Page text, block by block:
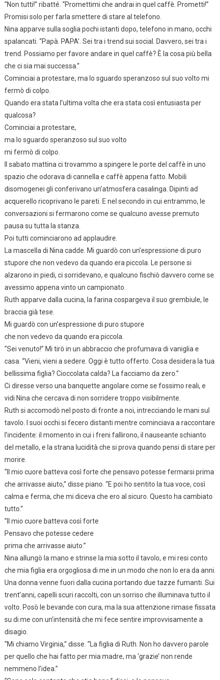
“Non tutti!” ribatté. “Promettimi che andrai in quel caffè. Prometti!”
Promisi solo per farla smettere di stare al telefono.
Nina apparve sulla soglia pochi istanti dopo, telefono in mano, occhi
spalancati. “Papà. PAPA’. Sei tra i trend sui social. Davvero, sei tra i
trend. Possiamo per favore andare in quel caffè? È la cosa più bella
che ci sia mai successa.”
Cominciai a protestare, ma lo sguardo speranzoso sul suo volto mi
fermò di colpo.
Quando era stata l’ultima volta che era stata così entusiasta per
qualcosa?
Cominciai a protestare,
ma lo sguardo speranzoso sul suo volto
mi fermò di colpo.
Il sabato mattina ci trovammo a spingere le porte del caffè in uno
spazio che odorava di cannella e caffè appena fatto. Mobili
disomogenei gli conferivano un’atmosfera casalinga. Dipinti ad
acquerello ricoprivano le pareti. E nel secondo in cui entrammo, le
conversazioni si fermarono come se qualcuno avesse premuto
pausa su tutta la stanza.
Poi tutti cominciarono ad applaudire.
La mascella di Nina cadde. Mi guardò con un’espressione di puro
stupore che non vedevo da quando era piccola. Le persone si
alzarono in piedi, ci sorridevano, e qualcuno fischiò davvero come se
avessimo appena vinto un campionato.
Ruth apparve dalla cucina, la farina cospargeva il suo grembiule, le
braccia già tese.
Mi guardò con un’espressione di puro stupore
che non vedevo da quando era piccola.
“Sei venuto!” Mi tirò in un abbraccio che profumava di vaniglia e
casa. “Vieni, vieni a sedere. Oggi è tutto offerto. Cosa desidera la tua
bellissima figlia? Cioccolata calda? La facciamo da zero.”
Ci diresse verso una banquette angolare come se fossimo reali, e
vidi Nina che cercava di non sorridere troppo visibilmente.
Ruth si accomodò nel posto di fronte a noi, intrecciando le mani sul
tavolo. I suoi occhi si fecero distanti mentre cominciava a raccontare
l’incidente: il momento in cui i freni fallirono, il nauseante schianto
del metallo, e la strana lucidità che si prova quando pensi di stare per
morire.
“Il mio cuore batteva così forte che pensavo potesse fermarsi prima
che arrivasse aiuto,” disse piano. “E poi ho sentito la tua voce, così
calma e ferma, che mi diceva che ero al sicuro. Questo ha cambiato
tutto.”
“Il mio cuore batteva così forte
Pensavo che potesse cedere
prima che arrivasse aiuto.”
Nina allungò la mano e strinse la mia sotto il tavolo, e mi resi conto
che mia figlia era orgogliosa di me in un modo che non lo era da anni.
Una donna venne fuori dalla cucina portando due tazze fumanti. Sui
trent’anni, capelli scuri raccolti, con un sorriso che illuminava tutto il
volto. Posò le bevande con cura, ma la sua attenzione rimase fissata
su di me con un’intensità che mi fece sentire improvvisamente a
disagio.
“Mi chiamo Virginia,” disse. “La figlia di Ruth. Non ho davvero parole
per quello che hai fatto per mia madre, ma ‘grazie’ non rende
nemmeno l’idea.”